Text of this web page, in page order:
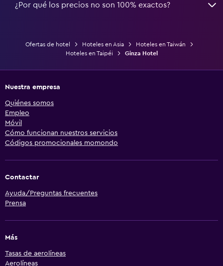
¿Por qué los precios no son 100% exactos?
Ofertas de hotel Hoteles en Asia
Hoteles en Taiwán
Hoteles en Taipéi
Ginza Hotel
Nuestra empresa
Quiénes somos
Empleo
Móvil
Cómo funcionan nuestros servicios
Códigos promocionales momondo
Contactar
Ayuda/Preguntas frecuentes
Prensa
Más
Tasas de aerolíneas
Aerolíneas